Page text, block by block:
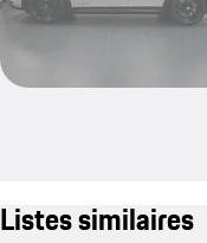
Listes similaires